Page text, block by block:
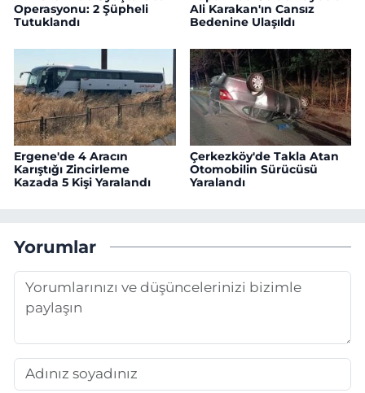
Operasyonu: 2 Şüpheli
Tutuklandı
Ali Karakan'ın Cansız
Bedenine Ulaşıldı
Ergene'de 4 Aracın
Karıştığı Zincirleme
Kazada 5 Kişi Yaralandı
Çerkezköy'de Takla Atan
Otomobilin Sürücüsü
Yaralandı
Yorumlar